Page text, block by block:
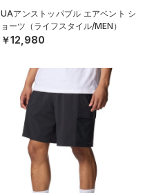
UAアンストッパブル エアベント シ
ョーツ（ライフスタイル/MEN）
￥12,980